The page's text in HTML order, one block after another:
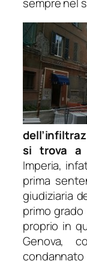
si trova a
Imperia,
prima
giudiziaria
primo grado
proprio in
Genova,